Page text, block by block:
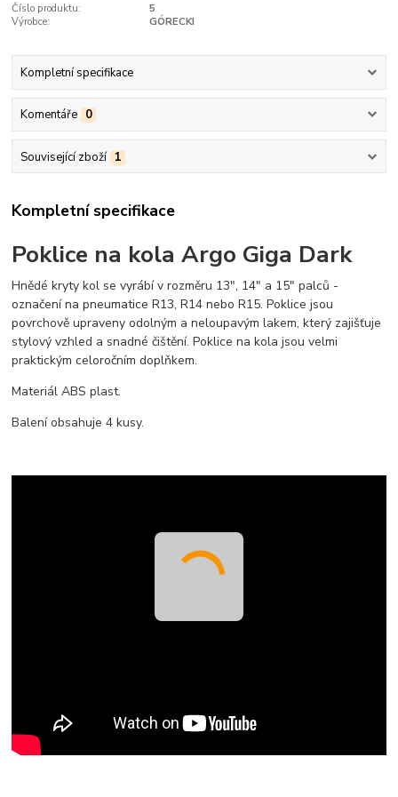
Číslo produktu:
5
Výrobce:
GÓRECKI
Kompletní specifikace
Komentáře 0
Související zboží 1
Kompletní specifikace
Poklice na kola Argo Giga Dark
Hnědé kryty kol se vyrábí v rozměru 13", 14" a 15" palců -
označení na pneumatice R13, R14 nebo R15. Poklice jsou
povrchově upraveny odolným a neloupavým lakem, který zajišťuje
stylový vzhled a snadné čištění. Poklice na kola jsou velmi
praktickým celoročním doplňkem.
Materiál ABS plast.
Balení obsahuje 4 kusy.